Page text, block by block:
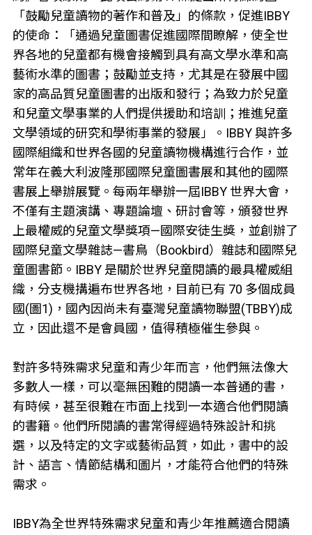
「鼓勵兒童讀物的著作和普及」的條款，促進IBBY
的使命：「通過兒童圖書促進國際間瞭解，使全世
界各地的兒童都有機會接觸到具有高文學水準和高
藝術水準的圖書；鼓勵並支持，尤其是在發展中國
家的高品質兒童圖書的出版和發行；為致力於兒童
和兒童文學事業的人們提供援助和培訓；推進兒童
文學領域的研究和學術事業的發展」。IBBY 與許多
國際組織和世界各國的兒童讀物機構進行合作，並
常年在義大利波隆那國際兒童圖書展和其他的國際
書展上舉辦展覽。每兩年舉辦一屆IBBY 世界大會，
不僅有主題演講、專題論壇、研討會等，頒發世界
上最權威的兒童文學獎項—國際安徒生獎，並創辦了
國際兒童文學雜誌—書鳥（Bookbird）雜誌和國際兒
童圖書節。IBBY 是關於世界兒童閱讀的最具權威組
織，分支機搆遍布世界各地，目前已有 70 多個成員
國(圖1)，國內因尚未有臺灣兒童讀物聯盟(TBBY)成
立，因此還不是會員國，值得積極催生參與。
對許多特殊需求兒童和青少年而言，他們無法像大
多數人一樣，可以毫無困難的閱讀一本普通的書，
有時候，甚至很難在市面上找到一本適合他們閱讀
的書籍。他們所閱讀的書常得經過特殊設計和挑
選，以及特定的文字或藝術品質，如此，書中的設
計、語言、情節結構和圖片，才能符合他們的特殊
需求。
IBBY為全世界特殊需求兒童和青少年推薦適合閱讀